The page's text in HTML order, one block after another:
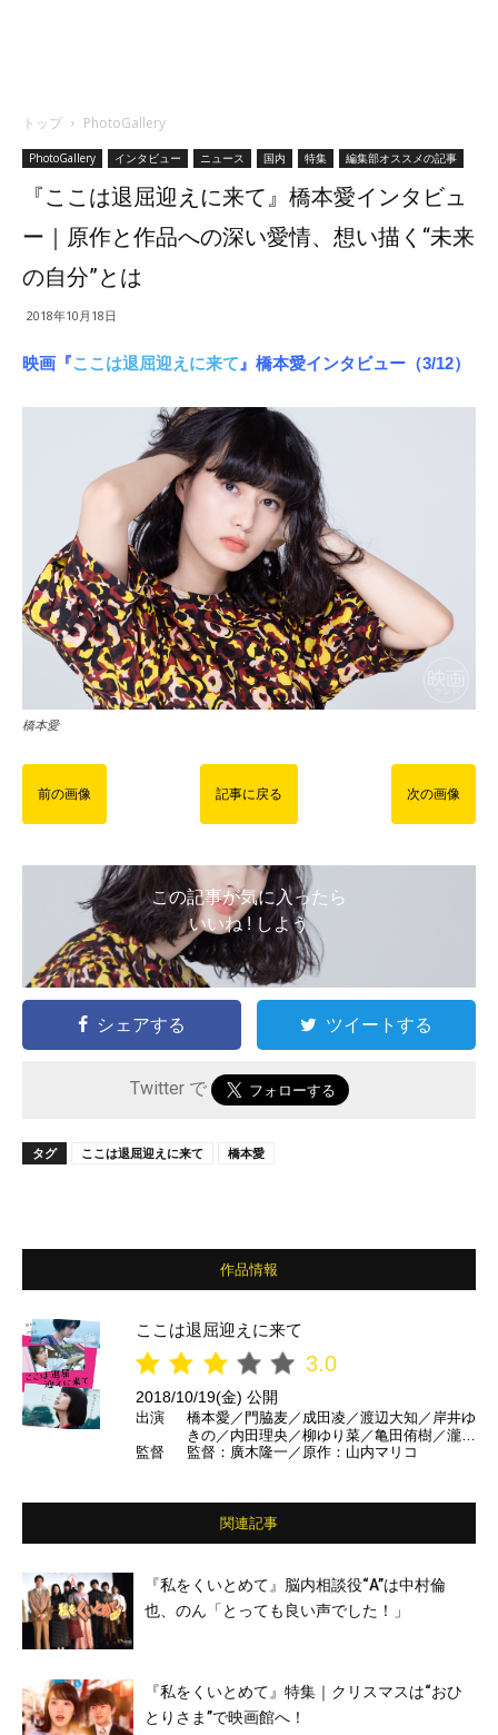
トップ PhotoGallery
PhotoGallery インタビュー ニュース 国内 特集 編集部オススメの記事
『ここは退屈迎えに来て』橋本愛インタビュ
ー｜原作と作品への深い愛情、想い描く“未来
の自分”とは
2018年10月18日
映画『ここは退屈迎えに来て 』橋本愛インタビュー（3/12）
橋本愛
前の画像 記事に戻る 次の画像
この記事が気に入ったら
いいね ! しよう
シェアする ツイートする
Twitter で
タグ ここは退屈迎えに来て 橋本愛
作品情報
ここは退屈迎えに来て
3.0
2018/10/19(金) 公開
出演
橋本愛／門脇麦／成田凌／渡辺大知／岸井ゆ
きの／内田理央／柳ゆり菜／亀田侑樹／瀧内
公美／片山友希／木崎絹子／マキタスポーツ
監督 監督：廣木隆一／原作：山内マリコ
関連記事
『私をくいとめて』脳内相談役“A”は中村倫
也、のん「とっても良い声でした！」
『私をくいとめて』特集｜クリスマスは“おひ
とりさま”で映画館へ！